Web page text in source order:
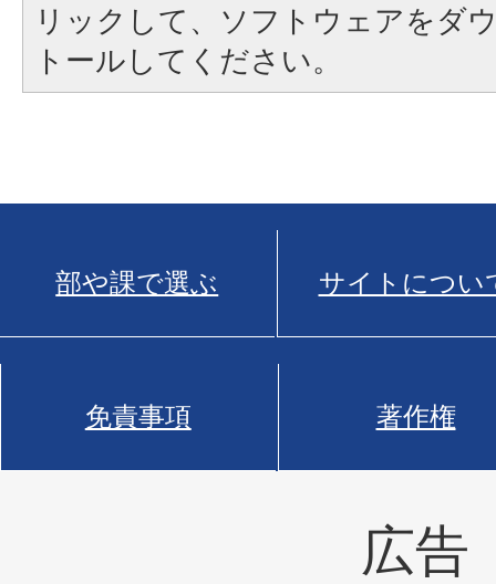
リックして、ソフトウェアをダ
トールしてください。
部や課で選ぶ サイトについ
免責事項 著作権
広告